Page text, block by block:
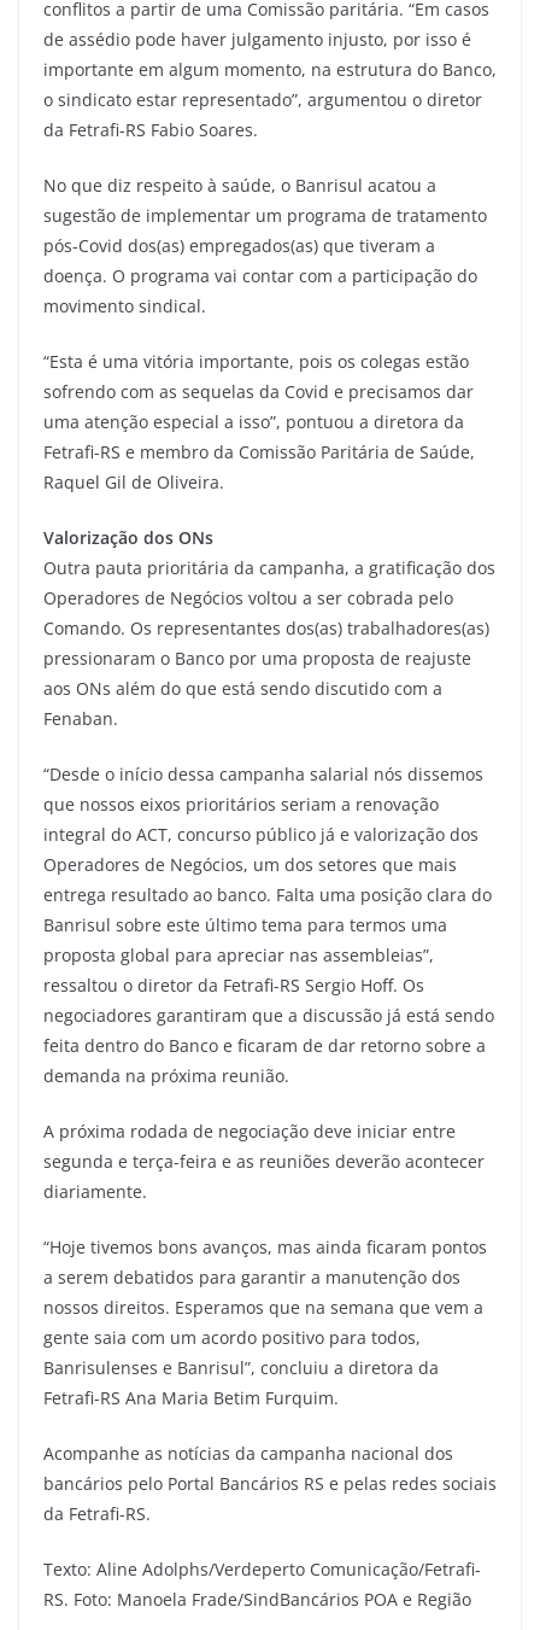
conflitos a partir de uma Comissão paritária. “Em casos
de assédio pode haver julgamento injusto, por isso é
importante em algum momento, na estrutura do Banco,
o sindicato estar representado”, argumentou o diretor
da Fetrafi-RS Fabio Soares.
No que diz respeito à saúde, o Banrisul acatou a
sugestão de implementar um programa de tratamento
pós-Covid dos(as) empregados(as) que tiveram a
doença. O programa vai contar com a participação do
movimento sindical.
“Esta é uma vitória importante, pois os colegas estão
sofrendo com as sequelas da Covid e precisamos dar
uma atenção especial a isso”, pontuou a diretora da
Fetrafi-RS e membro da Comissão Paritária de Saúde,
Raquel Gil de Oliveira.
Valorização dos ONs
Outra pauta prioritária da campanha, a gratificação dos
Operadores de Negócios voltou a ser cobrada pelo
Comando. Os representantes dos(as) trabalhadores(as)
pressionaram o Banco por uma proposta de reajuste
aos ONs além do que está sendo discutido com a
Fenaban.
“Desde o início dessa campanha salarial nós dissemos
que nossos eixos prioritários seriam a renovação
integral do ACT, concurso público já e valorização dos
Operadores de Negócios, um dos setores que mais
entrega resultado ao banco. Falta uma posição clara do
Banrisul sobre este último tema para termos uma
proposta global para apreciar nas assembleias”,
ressaltou o diretor da Fetrafi-RS Sergio Hoff. Os
negociadores garantiram que a discussão já está sendo
feita dentro do Banco e ficaram de dar retorno sobre a
demanda na próxima reunião.
A próxima rodada de negociação deve iniciar entre
segunda e terça-feira e as reuniões deverão acontecer
diariamente.
“Hoje tivemos bons avanços, mas ainda ficaram pontos
a serem debatidos para garantir a manutenção dos
nossos direitos. Esperamos que na semana que vem a
gente saia com um acordo positivo para todos,
Banrisulenses e Banrisul”, concluiu a diretora da
Fetrafi-RS Ana Maria Betim Furquim.
Acompanhe as notícias da campanha nacional dos
bancários pelo Portal Bancários RS e pelas redes sociais
da Fetrafi-RS.
Texto: Aline Adolphs/Verdeperto Comunicação/Fetrafi-
RS. Foto: Manoela Frade/SindBancários POA e Região